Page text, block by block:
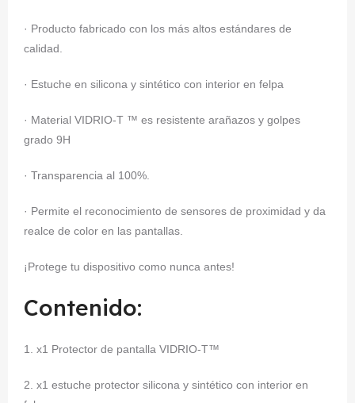
· Producto fabricado con los más altos estándares de
calidad.
· Estuche en silicona y sintético con interior en felpa
· Material VIDRIO-T ™ es resistente arañazos y golpes
grado 9H
· Transparencia al 100%.
· Permite el reconocimiento de sensores de proximidad y da
realce de color en las pantallas.
¡Protege tu dispositivo como nunca antes!
Contenido:
1. x1 Protector de pantalla VIDRIO-T™
2. x1 estuche protector silicona y sintético con interior en